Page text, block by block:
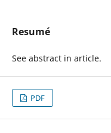
Resumé
See abstract in article.
PDF